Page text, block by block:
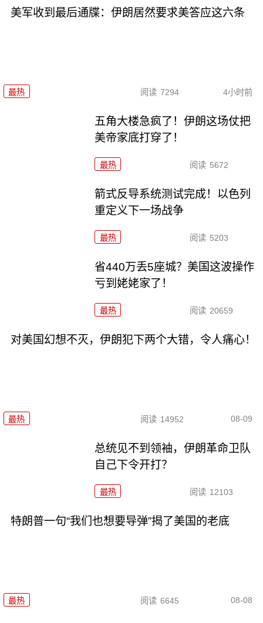
美军收到最后通牒：伊朗居然要求美答应这六条
最热 阅读 7294 4小时前
五角大楼急疯了！伊朗这场仗把
美帝家底打穿了！
最热 阅读 5672
箭式反导系统测试完成！以色列
重定义下一场战争
最热 阅读 5203
省440万丢5座城？美国这波操作
亏到姥姥家了！
最热 阅读 20659
对美国幻想不灭，伊朗犯下两个大错，令人痛心！
最热 阅读 14952 08-09
总统见不到领袖，伊朗革命卫队
自己下令开打？
最热 阅读 12103
特朗普一句“我们也想要导弹”揭了美国的老底
最热 阅读 6645 08-08